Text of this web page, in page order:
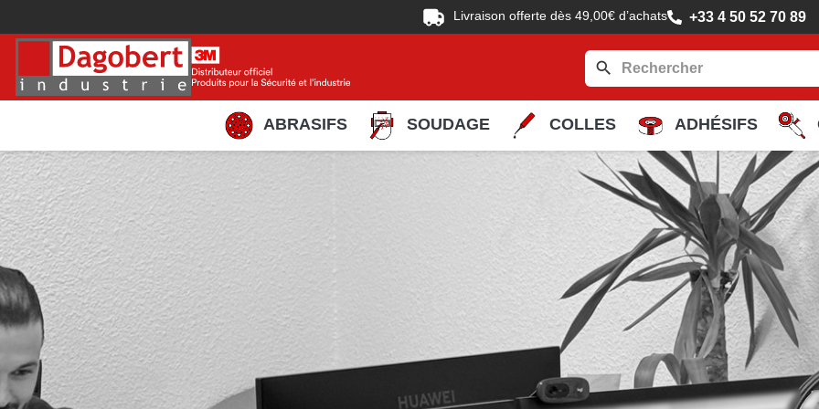
Livraison offerte dès 49,00€ d’achats +33 4 50 52 70 89
search
ABRASIFS SOUDAGE COLLES ADHÉSIFS